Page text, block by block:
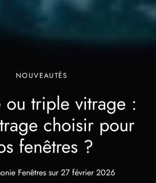
NOUVEAUTÉS
ou triple vitrage :
choisir pour
fenêtres ?
Fenêtressur 27 février 2026